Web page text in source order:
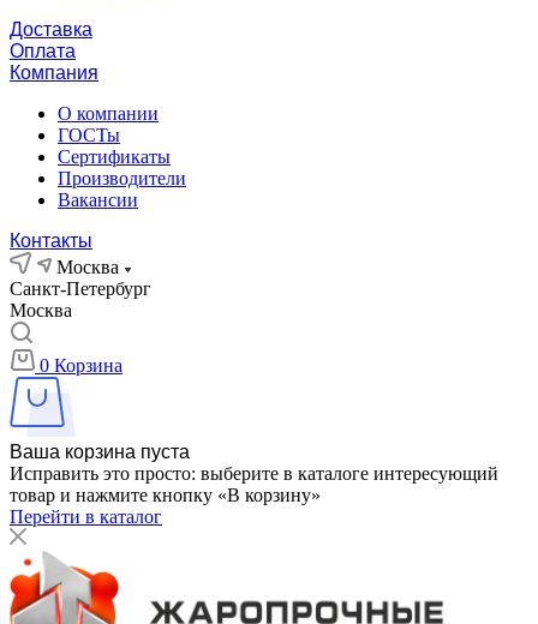
Доставка
Оплата
Компания
О компании
ГОСТы
Сертификаты
Производители
Вакансии
Контакты
Москва
Санкт-Петербург
Москва
0 Корзина
Ваша корзина пуста
Исправить это просто: выберите в каталоге интересующий
товар и нажмите кнопку «В корзину»
Перейти в каталог